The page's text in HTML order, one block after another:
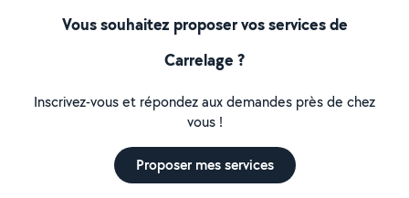
Vous souhaitez proposer vos services de
Carrelage ?
Inscrivez-vous et répondez aux demandes près de chez
vous !
Proposer mes services